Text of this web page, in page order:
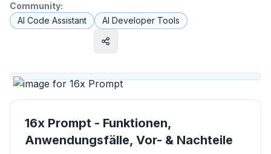
Community:
AI Code Assistant
AI Developer Tools
16x Prompt - Funktionen,
Anwendungsfälle, Vor- & Nachteile